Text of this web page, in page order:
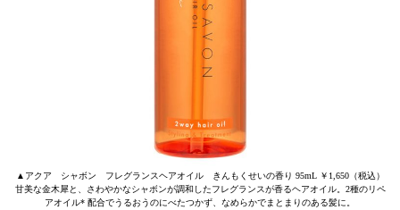
▲アクア シャボン フレグランスヘアオイル きんもくせいの香り 95mL ￥1,650（税込）
甘美な金木犀と、さわやかなシャボンが調和したフレグランスが香るヘアオイル。2種のリペ
アオイル* 配合でうるおうのにべたつかず、なめらかでまとまりのある髪に。